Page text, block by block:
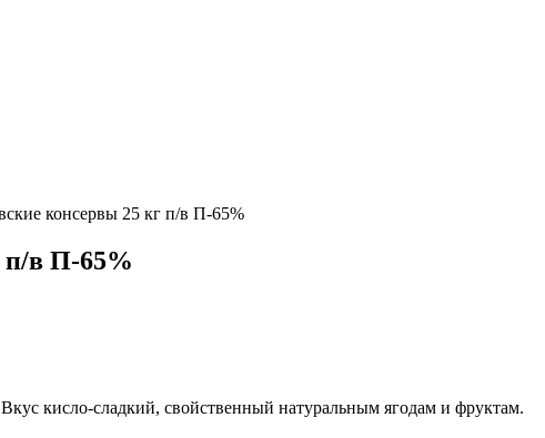
консервы 25 кг п/в П-65%
п/в П-65%
кисло-сладкий, свойственный натуральным ягодам и фруктам.